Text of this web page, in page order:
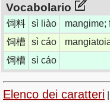
Vocabolario
饲料 sì liào
mangime;
饲槽 sì cáo
饲槽 sì cáo
Elenco dei caratteri